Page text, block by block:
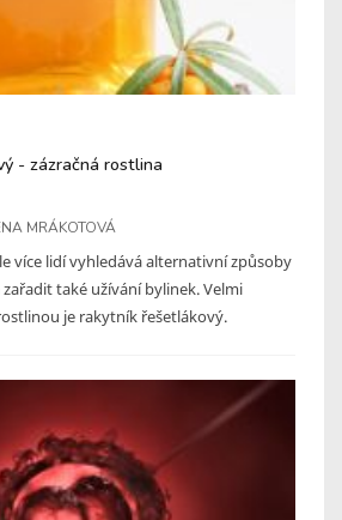
- zázračná rostlina
MRÁKOTOVÁ
více lidí vyhledává alternativní způsoby
zařadit také užívání bylinek. Velmi
je rakytník řešetlákový.